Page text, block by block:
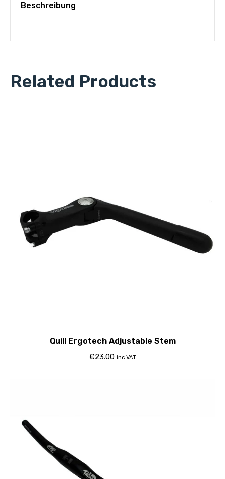
Beschreibung
Related Products
Quill Ergotech Adjustable Stem
€23.00 inc VAT